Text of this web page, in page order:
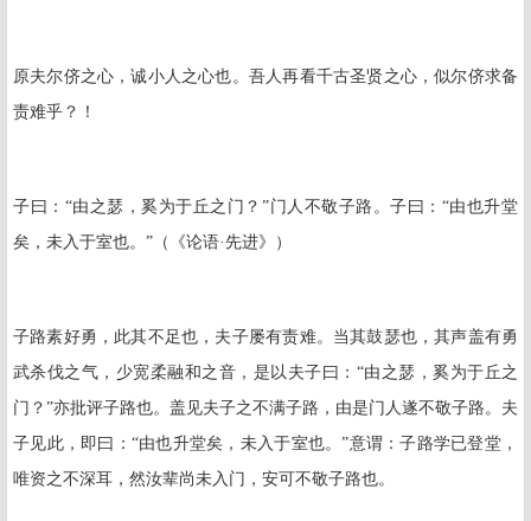
原夫尔侪之心，诚小人之心也。吾人再看千古圣贤之心，似尔侪求备
责难乎？！
子曰：“由之瑟，奚为于丘之门？”门人不敬子路。子曰：“由也升堂
矣，未入于室也。”（《论语·先进》）
子路素好勇，此其不足也，夫子屡有责难。当其鼓瑟也，其声盖有勇
武杀伐之气，少宽柔融和之音，是以夫子曰：“由之瑟，奚为于丘之
门？”亦批评子路也。盖见夫子之不满子路，由是门人遂不敬子路。夫
子见此，即曰：“由也升堂矣，未入于室也。”意谓：子路学已登堂，
唯资之不深耳，然汝辈尚未入门，安可不敬子路也。